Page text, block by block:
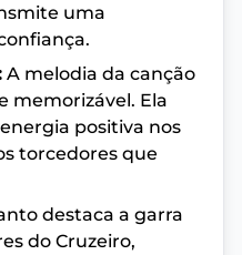
uma
A melodia da canção
memorizável. Ela
positiva nos
torcedores que
destaca a garra
do Cruzeiro,